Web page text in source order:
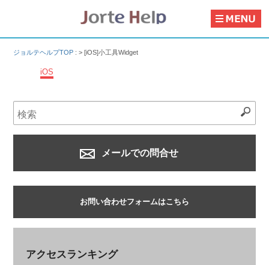
ジョルテヘルプTOP : >[iOS]小工具Widget
iOS
メールでの問合せ
お問い合わせフォームはこちら
アクセスランキング